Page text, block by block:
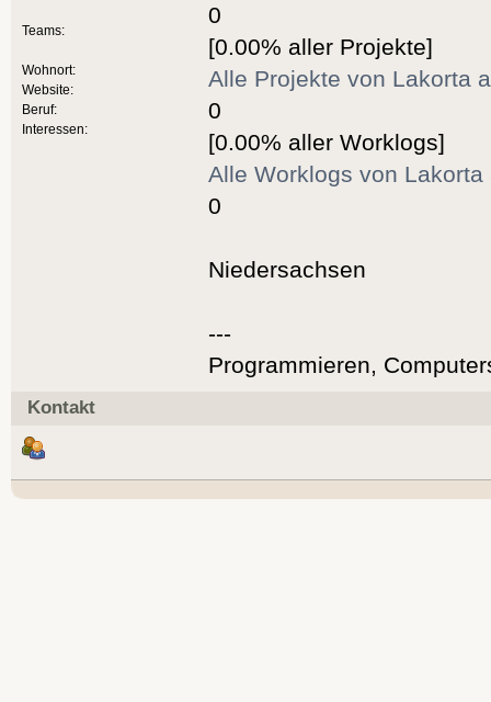
Teams:
Wohnort:
Website:
Beruf:
Interessen:
0
[0.00% aller Projekte]
Alle Projekte von Lakorta
0
[0.00% aller Worklogs]
Alle Worklogs von Lakorta
0
Niedersachsen
---
Programmieren,
Kontakt